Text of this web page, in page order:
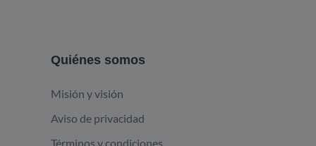
Quiénes somos
Misión y visión
Aviso de privacidad
Términos y condiciones